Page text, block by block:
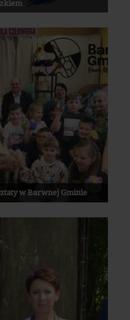
w Barwnej Gminie